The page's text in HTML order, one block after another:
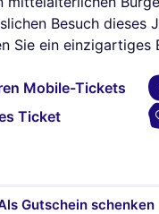
Besuch
Sie ein einzigartiges
Mobile-Tickets
Ticket
Gutschein schenken